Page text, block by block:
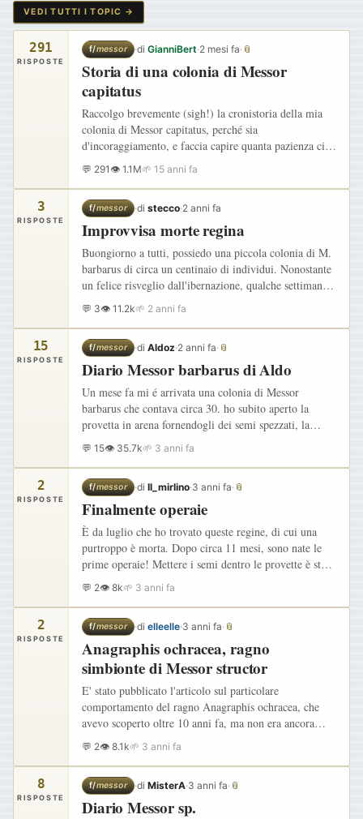
VEDI TUTTI I TOPIC →
291
RISPOSTE
f/messor ·di GianniBert·2 mesi fa· 📎
Storia di una colonia di Messor
capitatus
Raccolgo brevemente (sigh!) la cronistoria della mia
colonia di Messor capitatus, perché sia
d'incoraggiamento, e faccia capire quanta pazienza ci
vuole, per ritrovarsi al giorno d'oggi con una fiorente
colonia…
💬 291 👁 1.1M🌱 15 anni fa
3
RISPOSTE
f/messor ·di stecco·2 anni fa
Improvvisa morte regina
Buongiorno a tutti, possiedo una piccola colonia di M.
barbarus di circa un centinaio di individui. Nonostante
un felice risveglio dall'ibernazione, qualche settimana
fa, mi sono accorto che faticavo a vedere la regina.…
💬 3👁 11.2k🌱 2 anni fa
15
RISPOSTE
f/messor ·di Aldoz·2 anni fa·📎
Diario Messor barbarus di Aldo
Un mese fa mi é arrivata una colonia di Messor
barbarus che contava circa 30. ho subito aperto la
provetta in arena fornendogli dei semi spezzati, la
colonia presentava già 3/4 larve che si stavano
trasformando in pupe…
💬 15👁 35.7k🌱 3 anni fa
2
RISPOSTE
f/messor ·di Il_mirlino·3 anni fa· 📎
Finalmente operaie
È da luglio che ho trovato queste regine, di cui una
purtroppo è morta. Dopo circa 11 mesi, sono nate le
prime operaie! Mettere i semi dentro le provette è stato
abbastanza catastrofico, non volevo stressare troppo
le…
💬 2👁 8k🌱 3 anni fa
2
RISPOSTE
f/messor ·di elleelle·3 anni fa· 📎
Anagraphis ochracea, ragno
simbionte di Messor structor
E' stato pubblicato l'articolo sul particolare
comportamento del ragno Anagraphis ochracea, che
avevo scoperto oltre 10 anni fa, ma non era ancora
diventato uno studio scientifico. Come si legge nei
ringraziamenti, io e…
💬 2👁 8.1k🌱 3 anni fa
8
RISPOSTE
f/messor ·di MisterA·3 anni fa· 📎
Diario Messor sp.